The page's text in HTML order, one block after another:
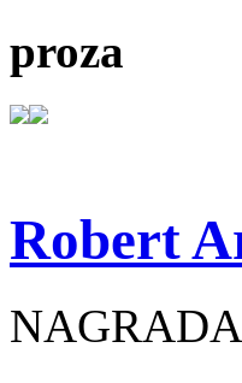
proza
Robert